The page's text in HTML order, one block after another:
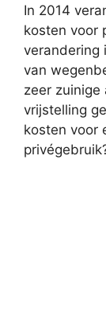
In 2014
kosten voor
verandering
van
zeer zuinige
vrijstelling
kosten voor